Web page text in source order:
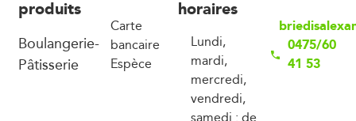
produits
Boulangerie-
Pâtisserie
Carte
bancaire
Espèce
horaires
Lundi,
mardi,
mercredi,
vendredi,
0475/60
41 53